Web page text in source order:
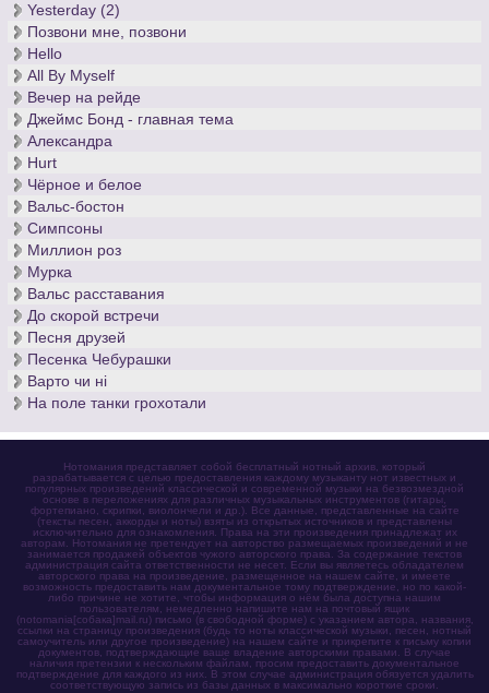
Yesterday (2)
Позвони мне, позвони
Hello
All By Myself
Вечер на рейде
Джеймс Бонд - главная тема
Александра
Hurt
Чёрное и белое
Вальс-бостон
Симпсоны
Миллион роз
Мурка
Вальс расставания
До скорой встречи
Песня друзей
Песенка Чебурашки
Варто чи нi
На поле танки грохотали
Нотомания представляет собой бесплатный нотный архив, который
разрабатывается с целью предоставления каждому музыканту нот известных и
популярных произведений классической и современной музыки на безвозмездной
основе в переложениях для различных музыкальных инструментов (гитары,
фортепиано, скрипки, виолончели и др.). Все данные, представленные на сайте
(тексты песен, аккорды и ноты) взяты из открытых источников и представлены
исключительно для ознакомления. Права на эти произведения принадлежат их
авторам. Нотомания не претендует на авторство размещаемых произведений и не
занимается продажей объектов чужого авторского права. За содержание текстов
администрация сайта ответственности не несет. Если вы являетесь обладателем
авторского права на произведение, размещенное на нашем сайте, и имеете
возможность предоставить нам документальное тому подтверждение, но по какой-
либо причине не хотите, чтобы информация о нём была доступна нашим
пользователям, немедленно напишите нам на почтовый ящик
(notomania[собака]mail.ru) письмо (в свободной форме) с указанием автора, названия,
ссылки на страницу произведения (будь то ноты классической музыки, песен, нотный
самоучитель или другое произведение) на нашем сайте и прикрепите к письму копии
документов, подтверждающие ваше владение авторскими правами. В случае
наличия претензии к нескольким файлам, просим предоставить документальное
подтверждение для каждого из них. В этом случае администрация обязуется удалить
соответствующую запись из базы данных в максимально короткие сроки.